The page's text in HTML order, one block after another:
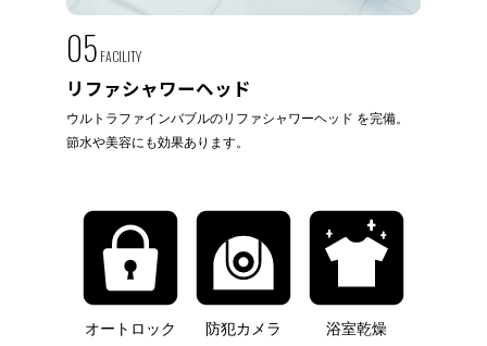
05 FACILITY
リファシャワーヘッド
ウルトラファインバブルのリファシャワーヘッド を完備。
節水や美容にも効果あります。
オートロック 防犯カメラ 浴室乾燥